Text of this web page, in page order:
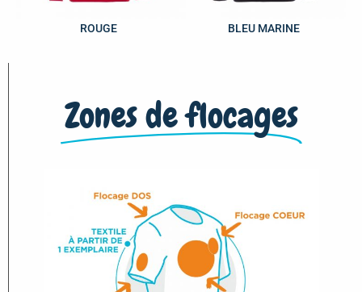
ROUGE BLEU MARINE
Zones de flocages